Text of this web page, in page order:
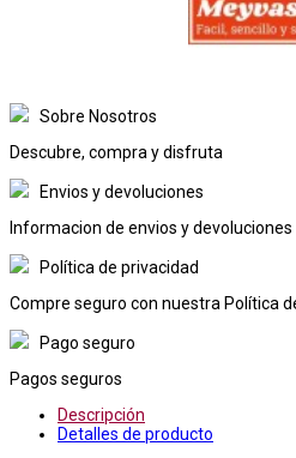
Sobre Nosotros
Descubre, compra y disfruta
Envios y devoluciones
Informacion de envios y devoluciones
Política de privacidad
Compre seguro con nuestra Política
Pago seguro
Pagos seguros
Descripción
Detalles de producto